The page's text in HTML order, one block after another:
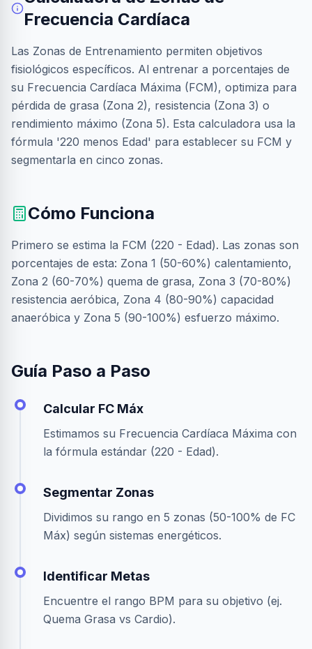
Frecuencia Cardíaca
Las Zonas de Entrenamiento permiten objetivos
fisiológicos específicos. Al entrenar a porcentajes de
su Frecuencia Cardíaca Máxima (FCM), optimiza para
pérdida de grasa (Zona 2), resistencia (Zona 3) o
rendimiento máximo (Zona 5). Esta calculadora usa la
fórmula '220 menos Edad' para establecer su FCM y
segmentarla en cinco zonas.
Cómo Funciona
Primero se estima la FCM (220 - Edad). Las zonas son
porcentajes de esta: Zona 1 (50-60%) calentamiento,
Zona 2 (60-70%) quema de grasa, Zona 3 (70-80%)
resistencia aeróbica, Zona 4 (80-90%) capacidad
anaeróbica y Zona 5 (90-100%) esfuerzo máximo.
Guía Paso a Paso
Calcular FC Máx
Estimamos su Frecuencia Cardíaca Máxima con
la fórmula estándar (220 - Edad).
Segmentar Zonas
Dividimos su rango en 5 zonas (50-100% de FC
Máx) según sistemas energéticos.
Identificar Metas
Encuentre el rango BPM para su objetivo (ej.
Quema Grasa vs Cardio).